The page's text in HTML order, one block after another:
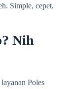
Simple, cepet,
Nih
Poles